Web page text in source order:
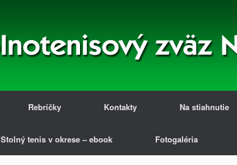
Rebríčky Kontakty Na stiahnutie
Stolný tenis v okrese – ebook Fotogaléria